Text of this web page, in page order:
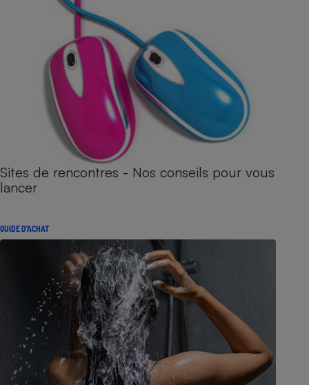
Sites de rencontres - Nos conseils pour vous
lancer
GUIDE D'ACHAT